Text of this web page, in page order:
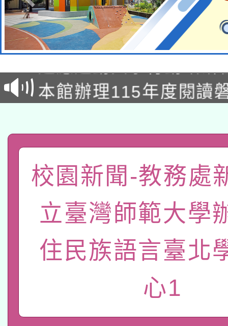
本校115學年度第2次
招甄選結果公告(無人
招)
適應運動共學行動站研
本館辦理115年度閱讀
科技賦能─人工智慧
礎課程
A3數位素養講師名單
「數位內容與教學軟
pilot」
有關大陸委員會函釋公
薪期間赴陸應申請許可
轉知經濟部水利署委託
業技術研究院辦理「
用水績優單位及節水達
115年8月22日(星期六
桃園市孔廟祈福系列
開 智慧啟航」
2026年桃園地景藝術
本校115學年度第2次
招甄選結果公告(無人
適應運動共學行動站研
校園新聞-教務處
立臺灣師範大學
住民族語言臺北
心1